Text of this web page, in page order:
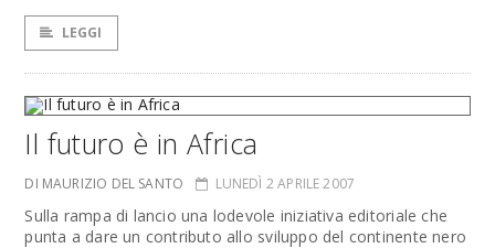
LEGGI
Il futuro è in Africa
DI MAURIZIO DEL SANTO LUNEDÌ 2 APRILE 2007
Sulla rampa di lancio una lodevole iniziativa editoriale che
punta a dare un contributo allo sviluppo del continente nero